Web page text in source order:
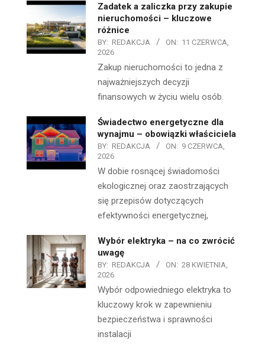
Zadatek a zaliczka przy zakupie
nieruchomości – kluczowe
różnice
BY: REDAKCJA ON: 11 CZERWCA,
2026
Zakup nieruchomości to jedna z
najważniejszych decyzji
finansowych w życiu wielu osób.
Świadectwo energetyczne dla
wynajmu – obowiązki właściciela
BY: REDAKCJA ON: 9 CZERWCA,
2026
W dobie rosnącej świadomości
ekologicznej oraz zaostrzających
się przepisów dotyczących
efektywności energetycznej,
Wybór elektryka – na co zwrócić
uwagę
BY: REDAKCJA ON: 28 KWIETNIA,
2026
Wybór odpowiedniego elektryka to
kluczowy krok w zapewnieniu
bezpieczeństwa i sprawności
instalacji